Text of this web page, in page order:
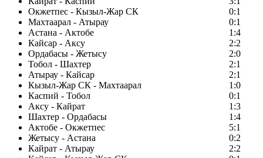
Окжетпес - Кызыл-Жар СК
0:1
Махтаарал - Атырау
0:1
Астана - Актобе
1:4
Кайсар - Аксу
2:2
Ордабасы - Жетысу
2:0
Тобол - Шахтер
2:1
Атырау - Кайсар
2:1
Кызыл-Жар СК - Махтаарал
1:0
Каспий - Тобол
0:1
Аксу - Кайрат
1:3
Шахтер - Ордабасы
1:4
Актобе - Окжетпес
5:1
Жетысу - Астана
0:2
Кайрат - Атырау
2:2